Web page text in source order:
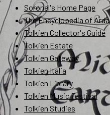
Soronel's Home Page
The Encyclopedia of Arda
Tolkien Collector's Guide
Tolkien Estate
Tolkien Gateway
Tolkien Italia
Tolkien Library
Tolkien Music Festival
Tolkien Studies